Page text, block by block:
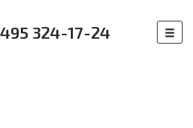
324-17-24